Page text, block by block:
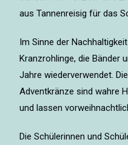
aus Tannenreisig für das
Im Sinne der
Kranzrohlinge, die Bänder
Jahre wiederverwendet.
Adventkränze sind wahre
und lassen
Die Schülerinnen und